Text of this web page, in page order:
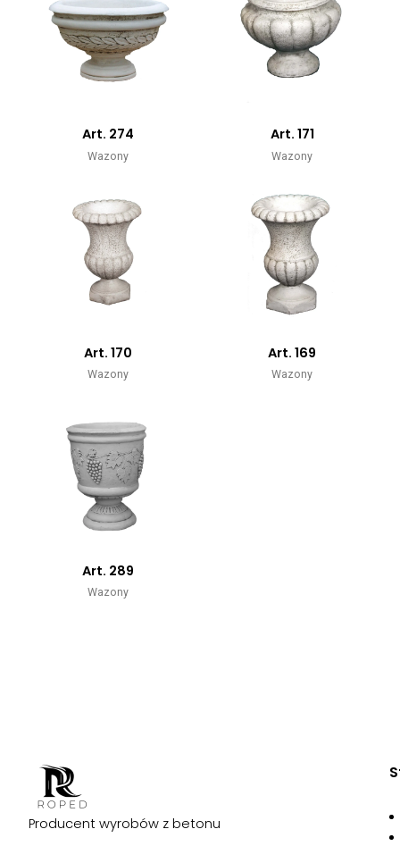
Art. 274
Wazony
Art. 171
Wazony
Art. 170
Wazony
Art. 169
Wazony
Art. 289
Wazony
Producent wyrobów z betonu